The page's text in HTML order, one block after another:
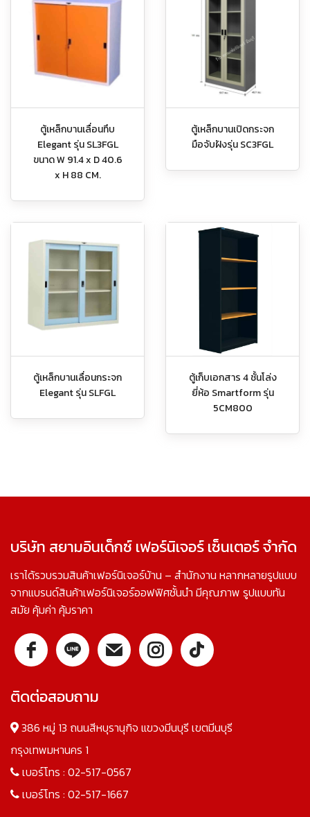
ตู้เหล็กบานเลื่อนทึบ
Elegant รุ่น SL3FGL
ขนาด W 91.4 x D 40.6
x H 88 CM.
ตู้เหล็กบานเปิดกระจก
มือจับฝังรุ่น SC3FGL
ตู้เหล็กบานเลื่อนกระจก
Elegant รุ่น SLFGL
ตู้เก็บเอกสาร 4 ชั้นโล่ง
ยี่ห้อ Smartform รุ่น
5CM800
บริษัท สยามอินเด็กซ์ เฟอร์นิเจอร์ เซ็นเตอร์ จำกัด
เราได้รวบรวมสินค้าเฟอร์นิเจอร์บ้าน – สำนักงาน หลากหลายรูปแบบ
จากแบรนด์สินค้าเฟอร์นิเจอร์ออฟฟิศชั้นนำ มีคุณภาพ รูปแบบทัน
สมัย คุ้มค่า คุ้มราคา
ติดต่อสอบถาม
386 หมู่ 13 ถนนสีหบุรานุกิจ แขวงมีนบุรี เขตมีนบุรี
กรุงเทพมหานคร 1
เบอร์โทร : 02-517-0567
เบอร์โทร : 02-517-1667